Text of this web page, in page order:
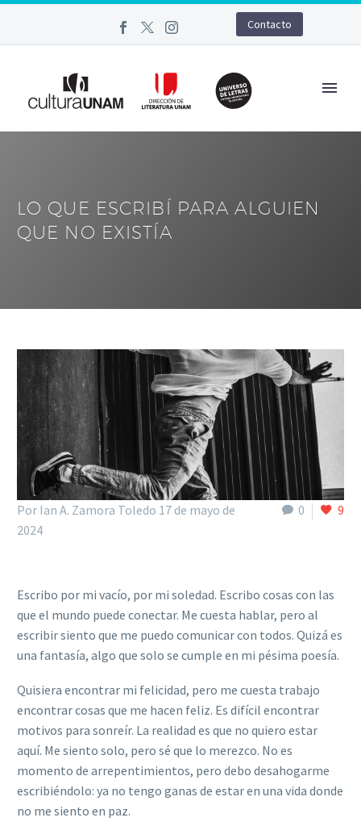
Contacto
LO QUE ESCRIBÍ PARA ALGUIEN
QUE NO EXISTÍA
0 9
Por Ian A. Zamora Toledo 17 de mayo de
2024
Escribo por mi vacío, por mi soledad. Escribo cosas con las
que el mundo puede conectar. Me cuesta hablar, pero al
escribir siento que me puedo comunicar con todos. Quizá es
una fantasía, algo que solo se cumple en mi pésima poesía.
Quisiera encontrar mi felicidad, pero me cuesta trabajo
encontrar cosas que me hacen feliz. Es difícil encontrar
motivos para sonreír. La realidad es que no quiero estar
aquí. Me siento solo, pero sé que lo merezco. No es
momento de arrepentimientos, pero debo desahogarme
escribiéndolo: ya no tengo ganas de estar en una vida donde
no me siento en paz.